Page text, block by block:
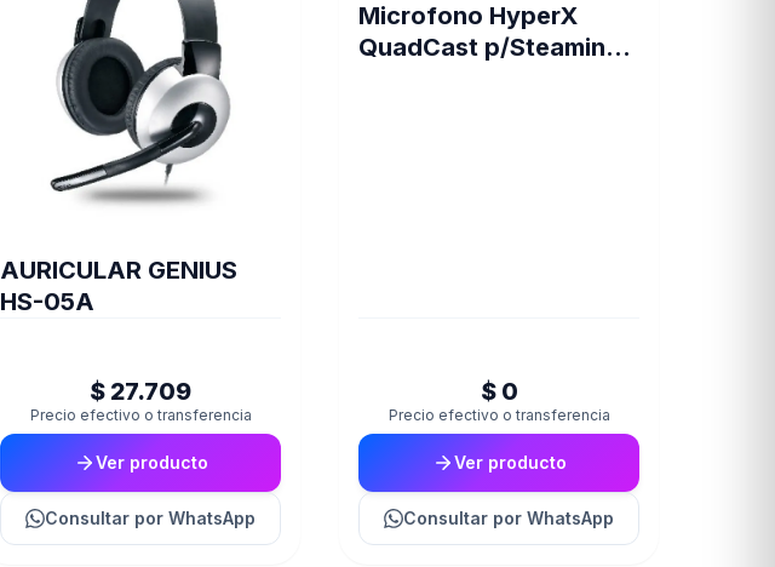
AURICULAR GENIUS
HS-05A
$ 27.709
Precio efectivo o transferencia
Ver producto
Consultar por WhatsApp
Microfono HyperX
QuadCast p/Steaming
$ 0
Precio efectivo o transferencia
Ver producto
Consultar por WhatsApp